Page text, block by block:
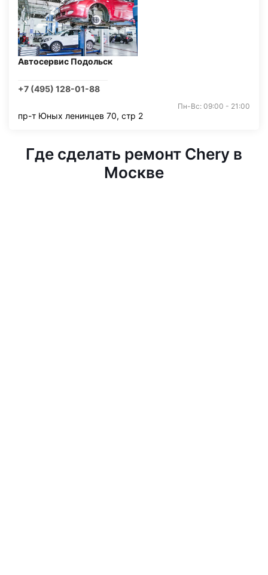
Автосервис Подольск
+7 (495) 128-01-88
Пн-Вс: 09:00 - 21:00
пр-т Юных ленинцев 70, стр 2
Где сделать ремонт Chery в
Москве